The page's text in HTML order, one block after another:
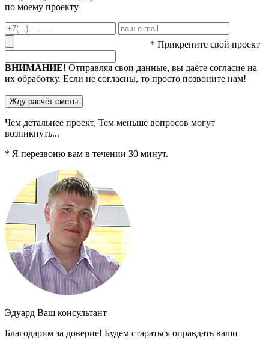
по моему проекту
* Прикрепите свой проект
ВНИМАНИЕ! Отправляя свои данные, вы даёте согласие на
их обработку. Если не согласны, то просто позвоните нам!
Чем детальнее проект, Тем меньше вопросов могут
возникнуть...
* Я перезвоню вам в течении 30 минут.
Эдуард Ваш консультант
Благодарим за доверие! Будем стараться оправдать ваши